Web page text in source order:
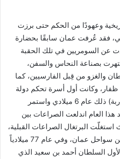
وعهودًا من الحكم حتى برزت
فقد عُرفت عمان سابقًا بحضارة
السومريين في تلك الحقبة
بصناعة النحاس والسفن،
والغزو من قِبل الفارسيين، كما
ظفار، وكانت أول أسرة تحكم دولة
عمان هي أسرة آل يعرب (اليعاربة) ذلك عام 6 ميلادي واستمر
حيث بعد هذا العام اندلعت الصراعات بين
استغلّت البرتغال الصراعات القبلية،
وعاودت السيطرة على أجزاء من سواحل عمان، وفي عام 77 ميلادياً
السلطان أحمد بن سعيد الذي